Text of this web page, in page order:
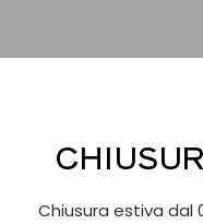
Chiusura estiva dal
e cocktail.
design